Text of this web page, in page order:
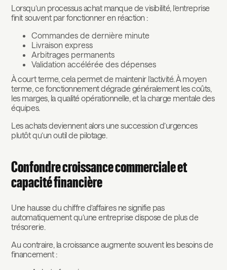
Lorsqu’un processus achat manque de visibilité, l’entreprise
finit souvent par fonctionner en réaction :
Commandes de dernière minute
Livraison express
Arbitrages permanents
Validation accélérée des dépenses
À court terme, cela permet de maintenir l’activité. À moyen
terme, ce fonctionnement dégrade généralement les coûts,
les marges, la qualité opérationnelle, et la charge mentale des
équipes.
Les achats deviennent alors une succession d’urgences
plutôt qu’un outil de pilotage.
Confondre croissance commerciale et
capacité financière
Une hausse du chiffre d’affaires ne signifie pas
automatiquement qu’une entreprise dispose de plus de
trésorerie.
Au contraire, la croissance augmente souvent les besoins de
financement :